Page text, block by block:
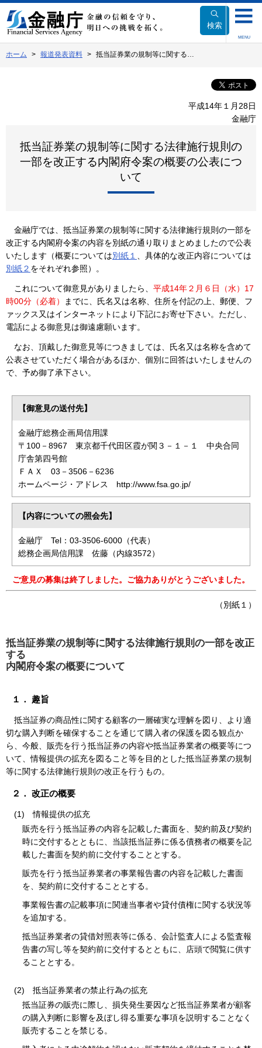
文
へ
動
検索
MENU
ホーム 報道発表資料 抵当証券業の規制等に関する…
平成14年１月28日
金融庁
抵当証券業の規制等に関する法律施行規則の
一部を改正する内閣府令案の概要の公表につ
いて
金融庁では、抵当証券業の規制等に関する法律施行規則の一部を
改正する内閣府令案の内容を別紙の通り取りまとめましたので公表
いたします（概要については別紙１
、具体的な改正内容については
別紙２ をそれぞれ参照）。
これについて御意見がありましたら、 平成14年２月６日（水）17
時00分（必着）
までに、氏名又は名称、住所を付記の上、郵便、フ
ァックス又はインターネットにより下記にお寄せ下さい。ただし、
電話による御意見は御遠慮願います。
なお、頂戴した御意見等につきましては、氏名又は名称を含めて
公表させていただく場合があるほか、個別に回答はいたしませんの
で、予め御了承下さい。
【御意見の送付先】
金融庁総務企画局信用課
〒100－8967 東京都千代田区霞が関３－１－１ 中央合同
庁舎第四号館
ＦＡＸ 03－3506－6236
ホームページ・アドレス http://www.fsa.go.jp/
【内容についての照会先】
金融庁 Tel：03-3506-6000（代表）
総務企画局信用課 佐藤（内線3572）
ご意見の募集は終了しました。ご協力ありがとうございました。
（別紙１）
抵当証券業の規制等に関する法律施行規則の一部を改正
する
内閣府令案の概要について
１． 趣旨
抵当証券の商品性に関する顧客の一層確実な理解を図り、より適
切な購入判断を確保することを通じて購入者の保護を図る観点か
ら、今般、販売を行う抵当証券の内容や抵当証券業者の概要等につ
いて、情報提供の拡充を図ること等を目的とした抵当証券業の規制
等に関する法律施行規則の改正を行うもの。
２． 改正の概要
(1)
情報提供の拡充
販売を行う抵当証券の内容を記載した書面を、契約前及び契約
時に交付するとともに、当該抵当証券に係る債務者の概要を記
載した書面を契約前に交付することとする。
販売を行う抵当証券業者の事業報告書の内容を記載した書面
を、契約前に交付することとする。
事業報告書の記載事項に関連当事者や貸付債権に関する状況等
を追加する。
抵当証券業者の貸借対照表等に係る、会計監査人による監査報
告書の写し等を契約前に交付するとともに、店頭で閲覧に供す
ることとする。
(2)
抵当証券業者の禁止行為の拡充
抵当証券の販売に際し、損失発生要因など抵当証券業者が顧客
の購入判断に影響を及ぼし得る重要な事項を説明することなく
販売することを禁じる。